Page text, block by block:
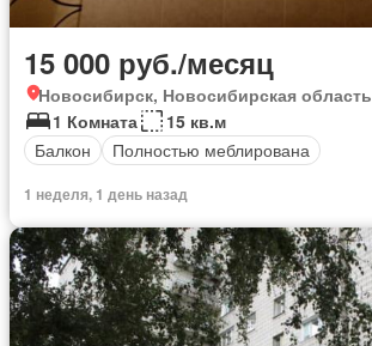
15 000 руб./месяц
Новосибирск, Новосибирская область
1 Комната
15 кв.м
Балкон
Полностью меблирована
1 неделя, 1 день назад